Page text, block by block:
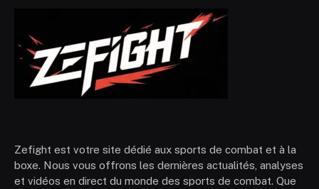
Zefight est votre site dédié aux sports de combat et à la
boxe. Nous vous offrons les dernières actualités, analyses
et vidéos en direct du monde des sports de combat. Que